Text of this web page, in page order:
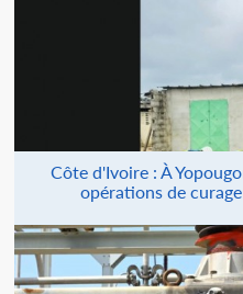
Côte d'Ivoire : À
opérations de